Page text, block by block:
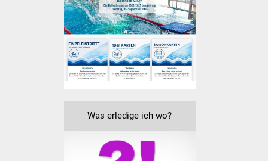
Wohnimmobilien +
Baugrundstücke
Wirtschaft
Wirtschaftsförderung
Was erledige ich wo?